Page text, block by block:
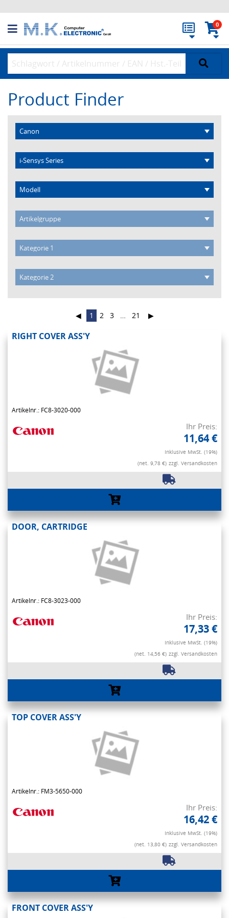
0
Product Finder
◀ 1 2 3 … 21 ▶
RIGHT COVER ASS'Y
Artikelnr.: FC8-3020-000
Ihr Preis:
11,64 €
Inklusive MwSt. (19%)
(net. 9,78 €) zzgl. Versandkosten
DOOR, CARTRIDGE
Artikelnr.: FC8-3023-000
Ihr Preis:
17,33 €
Inklusive MwSt. (19%)
(net. 14,56 €) zzgl. Versandkosten
TOP COVER ASS'Y
Artikelnr.: FM3-5650-000
Ihr Preis:
16,42 €
Inklusive MwSt. (19%)
(net. 13,80 €) zzgl. Versandkosten
FRONT COVER ASS'Y